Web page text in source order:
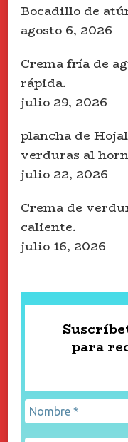
Bocadillo de
agosto 6, 2026
Crema fría de
rápida.
julio 29, 2026
plancha de
verduras al
julio 22, 2026
Crema de
caliente.
julio 16, 2026
para